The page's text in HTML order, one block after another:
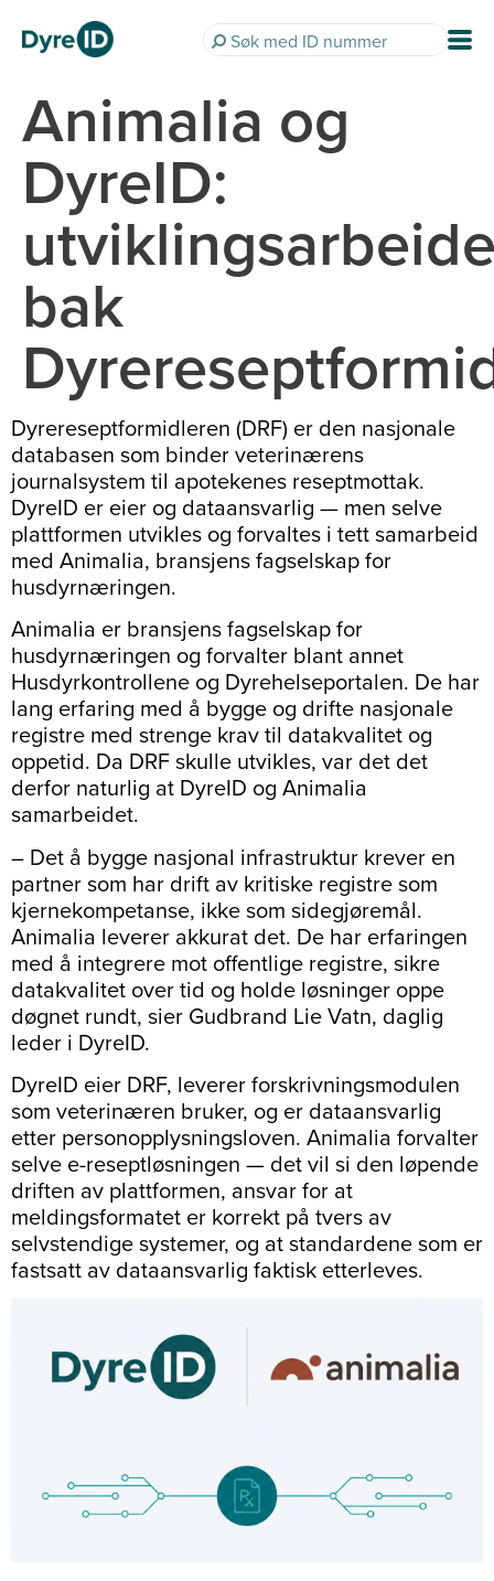
Animalia og
DyreID:
bak
Dyrereseptformidleren (DRF) er den nasjonale
databasen som binder veterinærens
journalsystem til apotekenes reseptmottak.
DyreID er eier og dataansvarlig — men selve
plattformen utvikles og forvaltes i tett samarbeid
med Animalia, bransjens fagselskap for
husdyrnæringen.
Animalia er bransjens fagselskap for
husdyrnæringen og forvalter blant annet
Husdyrkontrollene og Dyrehelseportalen. De har
lang erfaring med å bygge og drifte nasjonale
registre med strenge krav til datakvalitet og
oppetid. Da DRF skulle utvikles, var det det
derfor naturlig at DyreID og Animalia
samarbeidet.
– Det å bygge nasjonal infrastruktur krever en
partner som har drift av kritiske registre som
kjernekompetanse, ikke som sidegjøremål.
Animalia leverer akkurat det. De har erfaringen
med å integrere mot offentlige registre, sikre
datakvalitet over tid og holde løsninger oppe
døgnet rundt, sier Gudbrand Lie Vatn, daglig
leder i DyreID.
DyreID eier DRF, leverer forskrivningsmodulen
som veterinæren bruker, og er dataansvarlig
etter personopplysningsloven. Animalia forvalter
selve e-reseptløsningen — det vil si den løpende
driften av plattformen, ansvar for at
meldingsformatet er korrekt på tvers av
selvstendige systemer, og at standardene som er
fastsatt av dataansvarlig faktisk etterleves.